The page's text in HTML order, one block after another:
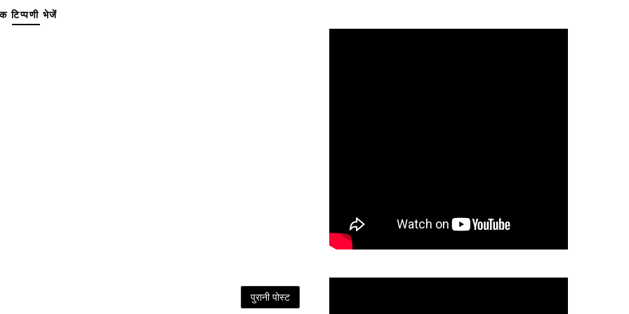
टिप्पणी भेजें
पुरानी पोस्ट